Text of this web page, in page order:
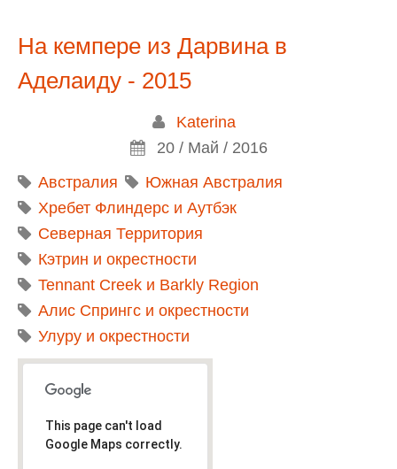
На кемпере из Дарвина в
Аделаиду - 2015
Katerina
20 / Май / 2016
Австралия
Южная Австралия
Хребет Флиндерс и Аутбэк
Северная Территория
Кэтрин и окрестности
Tennant Creek и Barkly Region
Алис Спрингс и окрестности
Улуру и окрестности
This page can't load
Google Maps correctly.